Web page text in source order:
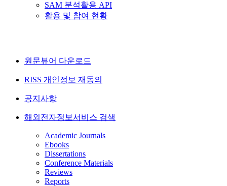
SAM 분석활용 API
활용 및 참여 현황
원문뷰어 다운로드
RISS 개인정보 재동의
공지사항
해외전자정보서비스 검색
Academic Journals
Ebooks
Dissertations
Conference Materials
Reviews
Reports